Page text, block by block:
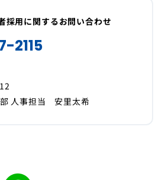
採用に関するお問い合わせ
2115
人事担当 安里太希